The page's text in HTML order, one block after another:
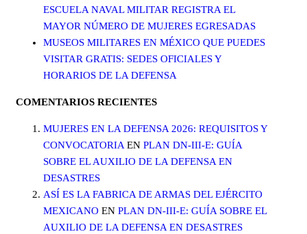
ESCUELA NAVAL MILITAR REGISTRA EL
MAYOR NÚMERO DE MUJERES EGRESADAS
MUSEOS MILITARES EN MÉXICO QUE PUEDES
VISITAR GRATIS: SEDES OFICIALES Y
HORARIOS DE LA DEFENSA
COMENTARIOS RECIENTES
MUJERES EN LA DEFENSA 2026: REQUISITOS Y
CONVOCATORIAEN PLAN DN-III-E: GUÍA
SOBRE EL AUXILIO DE LA DEFENSA EN
DESASTRES
ASÍ ES LA FABRICA DE ARMAS DEL EJÉRCITO
MEXICANO EN PLAN DN-III-E: GUÍA SOBRE EL
AUXILIO DE LA DEFENSA EN DESASTRES